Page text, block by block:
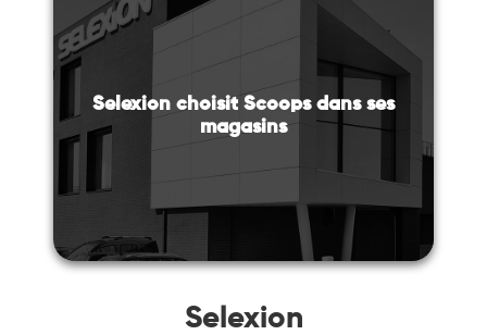
Selexion choisit Scoops dans ses
magasins
Selexion